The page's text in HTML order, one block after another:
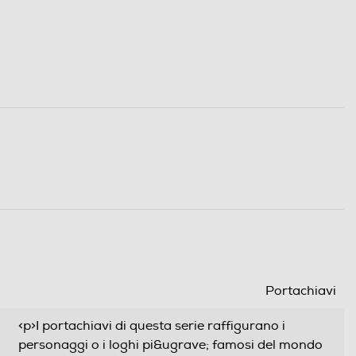
Portachiavi
<p>I portachiavi di questa serie raffigurano i
personaggi o i loghi pi&ugrave; famosi del mondo